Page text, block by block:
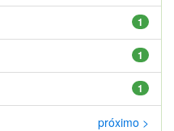
1
1
1
próximo >